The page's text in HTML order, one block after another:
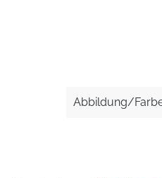
Abbildung/